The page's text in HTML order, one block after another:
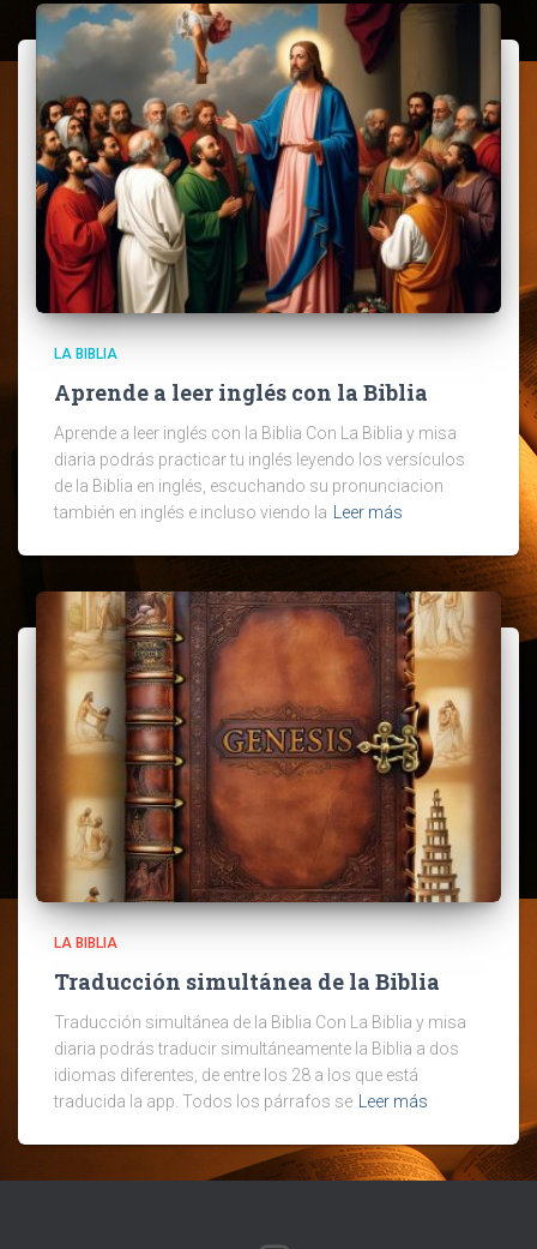
LA BIBLIA
Aprende a leer inglés con la Biblia
Aprende a leer inglés con la Biblia Con La Biblia y misa
diaria podrás practicar tu inglés leyendo los versículos
de la Biblia en inglés, escuchando su pronunciacion
también en inglés e incluso viendo la Leer más
LA BIBLIA
Traducción simultánea de la Biblia
Traducción simultánea de la Biblia Con La Biblia y misa
diaria podrás traducir simultáneamente la Biblia a dos
idiomas diferentes, de entre los 28 a los que está
traducida la app. Todos los párrafos se
Leer más